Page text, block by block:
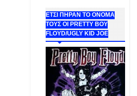
ΕΤΣΙ ΠΗΡΑΝ ΤΟ ΟΝΟΜΑ
ΤΟΥΣ ΟΙ PRETTY BOY
FLOYD/UGLY KID JOE